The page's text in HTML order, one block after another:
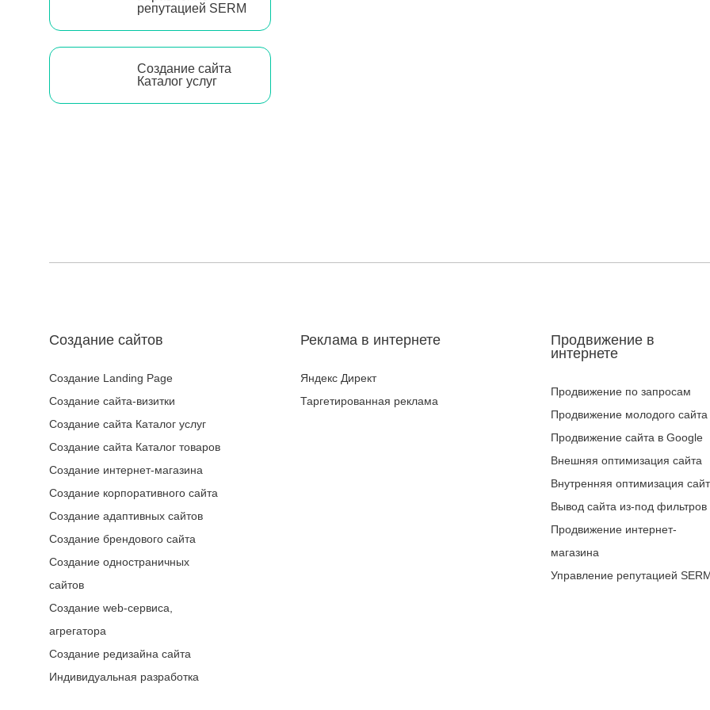
репутацией SERM
Создание сайта
Каталог услуг
Создание сайтов
Создание Landing Page
Создание сайта-визитки
Создание сайта Каталог услуг
Создание сайта Каталог товаров
Создание интернет-магазина
Создание корпоративного сайта
Создание адаптивных сайтов
Создание брендового сайта
Создание одностраничных
сайтов
Создание web-сервиса,
агрегатора
Создание редизайна сайта
Индивидуальная разработка
Реклама в интернете
Яндекс Директ
Таргетированная реклама
Продвижение в
интернете
Продвижение по запросам
Продвижение молодого сайта
Продвижение сайта в Google
Внешняя оптимизация сайта
Внутренняя оптимизация
Вывод сайта из-под фильтров
Продвижение интернет-
магазина
Управление репутацией